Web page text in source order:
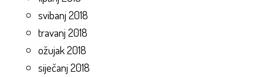
svibanj 2018
travanj 2018
ožujak 2018
siječanj 2018